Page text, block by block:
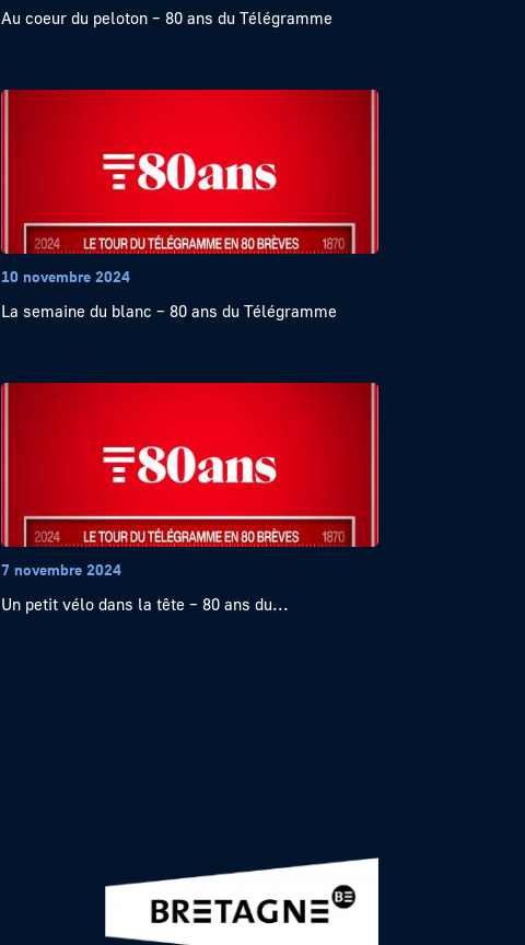
Au coeur du peloton – 80 ans du Télégramme
10 novembre 2024
La semaine du blanc – 80 ans du Télégramme
7 novembre 2024
Un petit vélo dans la tête – 80 ans du...